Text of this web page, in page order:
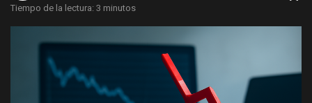
Tiempo de la lectura: 3 minutos